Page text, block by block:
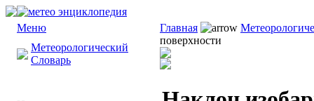
Меню
Метеорологический
Словарь
Главная
поверхности